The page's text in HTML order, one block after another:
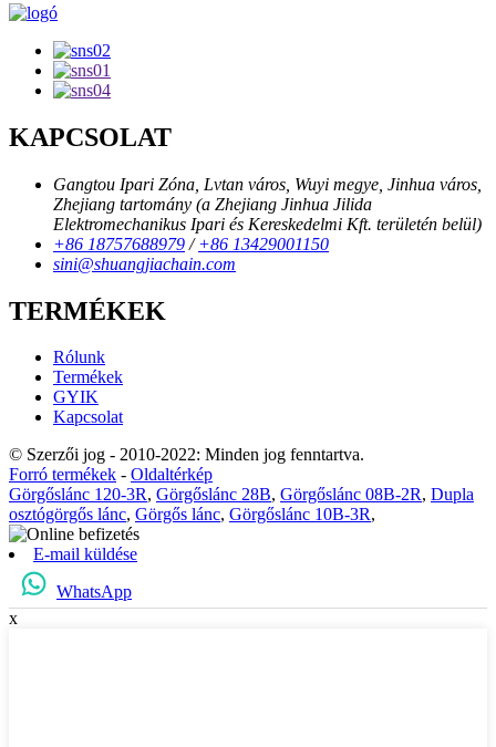
KAPCSOLAT
Gangtou Ipari Zóna, Lvtan város, Wuyi megye, Jinhua város,
Zhejiang tartomány (a Zhejiang Jinhua Jilida
Elektromechanikus Ipari és Kereskedelmi Kft. területén belül)
+86 18757688979 /+86 13429001150
sini@shuangjiachain.com
TERMÉKEK
Rólunk
Termékek
GYIK
Kapcsolat
© Szerzői jog - 2010-2022: Minden jog fenntartva.
Forró termékek - Oldaltérkép
Görgőslánc 120-3R, Görgőslánc 28B, Görgőslánc 08B-2R, Dupla
osztógörgős lánc, Görgős lánc, Görgőslánc 10B-3R,
E-mail küldése
WhatsApp
x